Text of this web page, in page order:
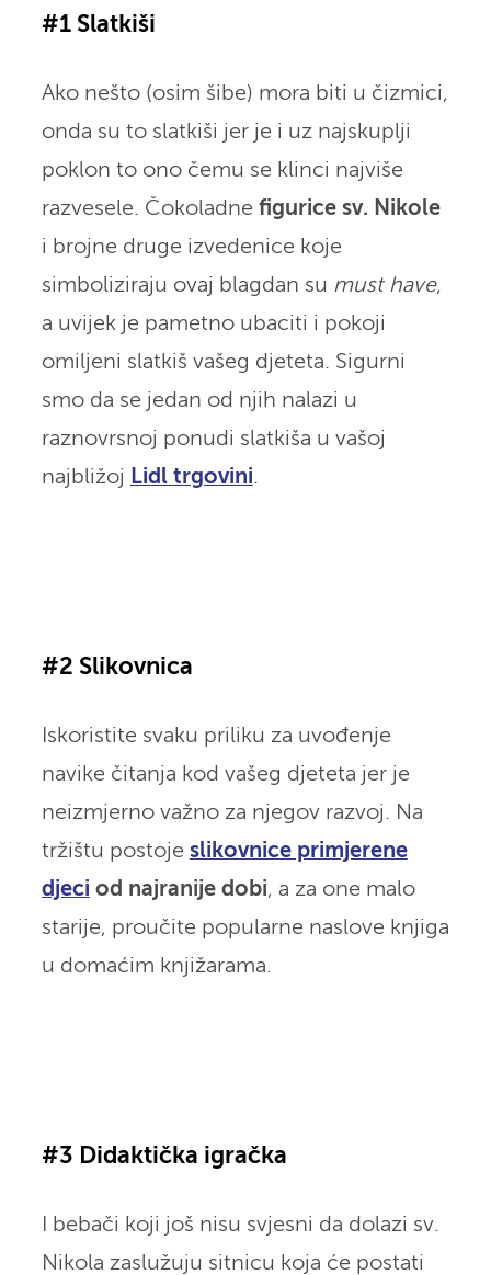
#1 Slatkiši
Ako nešto (osim šibe) mora biti u čizmici,
onda su to slatkiši jer je i uz najskuplji
poklon to ono čemu se klinci najviše
razvesele. Čokoladne figurice sv. Nikole
i brojne druge izvedenice koje
simboliziraju ovaj blagdan su must have,
a uvijek je pametno ubaciti i pokoji
omiljeni slatkiš vašeg djeteta. Sigurni
smo da se jedan od njih nalazi u
raznovrsnoj ponudi slatkiša u vašoj
najbližoj Lidl trgovini.
#2 Slikovnica
Iskoristite svaku priliku za uvođenje
navike čitanja kod vašeg djeteta jer je
neizmjerno važno za njegov razvoj. Na
tržištu postoje slikovnice primjerene
djeci od najranije dobi, a za one malo
starije, proučite popularne naslove knjiga
u domaćim knjižarama.
#3 Didaktička igračka
I bebači koji još nisu svjesni da dolazi sv.
Nikola zaslužuju sitnicu koja će postati